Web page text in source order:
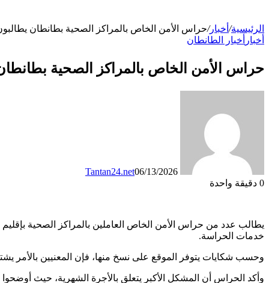
الرئيسية/ أخبار/حراس الأمن الخاص بالمراكز الصحية بطانطان
أخبار أخبار الطانطان
حراس الأمن الخاص بالمراكز الصحية
Tantan24.net06/13/2026
0 دقيقة واحدة
يطالب عدد من حراس الأمن الخاص العاملين بالمراكز الصحية
خدمات الحراسة.
وحسب شكايات يتوفر الموقع على نسخ منها، فإن المعنيين